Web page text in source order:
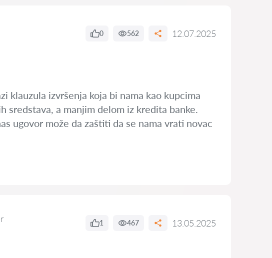
0 562 12.07.2025
klauzula izvršenja koja bi nama kao kupcima
sredstava, a manjim delom iz kredita banke.
ugovor može da zaštiti da se nama vrati novac
1 467 13.05.2025